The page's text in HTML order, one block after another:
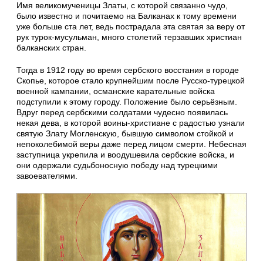
Имя великомученицы Златы, с которой связанно чудо,
было известно и почитаемо на Балканах к тому времени
уже больше ста лет, ведь пострадала эта святая за веру от
рук турок-мусульман, много столетий терзавших христиан
балканских стран.
Тогда в 1912 году во время сербского восстания в городе
Скопье, которое стало крупнейшим после Русско-турецкой
военной кампании, османские карательные войска
подступили к этому городу. Положение было серьёзным.
Вдруг перед сербскими солдатами чудесно появилась
некая дева, в которой воины-христиане с радостью узнали
святую Злату Могленскую, бывшую символом стойкой и
непоколебимой веры даже перед лицом смерти. Небесная
заступница укрепила и воодушевила сербские войска, и
они одержали судьбоносную победу над турецкими
завоевателями.